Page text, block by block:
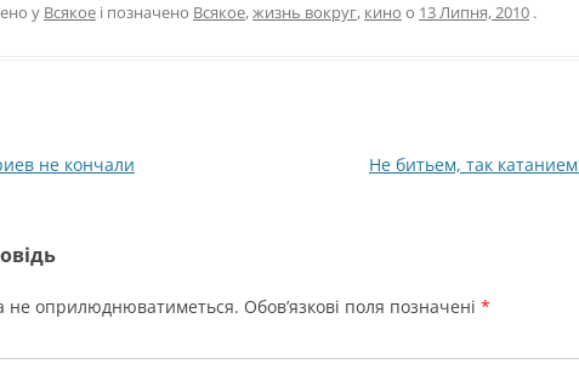
у Всякое і позначено Всякое,жизнь вокруг, кино о 13 Липня, 2010 .
не кончали Не битьем, так катанием
не оприлюднюватиметься. Обов’язкові поля позначені *